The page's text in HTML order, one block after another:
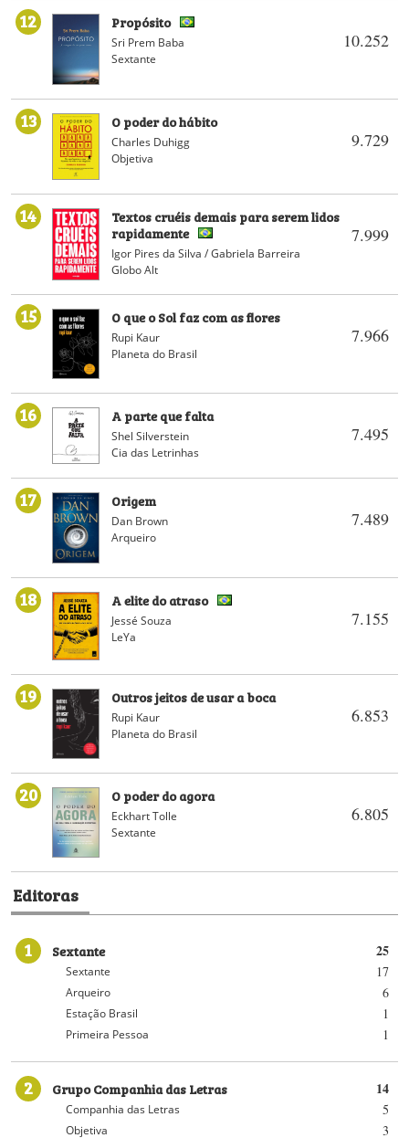
12
10.252
Propósito
Sri Prem Baba
Sextante
13
9.729
O poder do hábito
Charles Duhigg
Objetiva
14
7.999
Textos cruéis demais para serem lidos
rapidamente
Igor Pires da Silva / Gabriela Barreira
Globo Alt
15
7.966
O que o Sol faz com as flores
Rupi Kaur
Planeta do Brasil
16
7.495
A parte que falta
Shel Silverstein
Cia das Letrinhas
17
7.489
Origem
Dan Brown
Arqueiro
18
7.155
A elite do atraso
Jessé Souza
LeYa
19
6.853
Outros jeitos de usar a boca
Rupi Kaur
Planeta do Brasil
20
6.805
O poder do agora
Eckhart Tolle
Sextante
Editoras
1 25
Sextante
17
Sextante
6
Arqueiro
1
Estação Brasil
1
Primeira Pessoa
2 14
Grupo Companhia das Letras
5
Companhia das Letras
3
Objetiva